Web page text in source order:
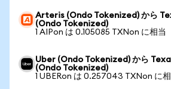
Arteris (Ondo Tokenized) から
(Ondo Tokenized)
1 AIPon は 0.105085 TXNon に相当
Uber (Ondo Tokenized) から
(Ondo Tokenized)
1 UBERon は 0.257043 TXNon に